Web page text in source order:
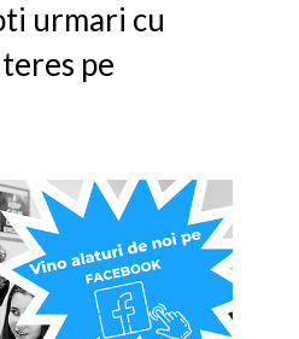
urmari cu
pe